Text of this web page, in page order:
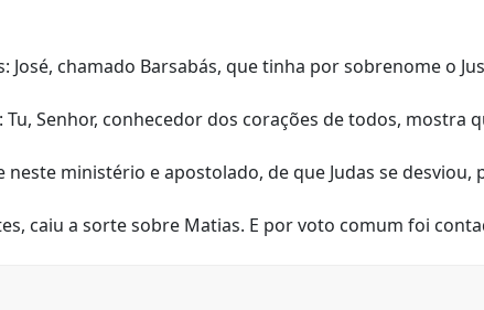
José, chamado Barsabás, que tinha por sobrenome o
Tu, Senhor, conhecedor dos corações de todos, mostra
neste ministério e apostolado, de que Judas se
caiu a sorte sobre Matias. E por voto comum foi